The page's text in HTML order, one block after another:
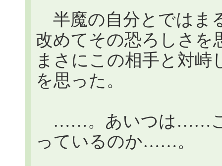
半魔の自分とではま
改めてその恐ろしさを
まさにこの相手と対峙
を思った。
……。あいつは……こ
っているのか……。